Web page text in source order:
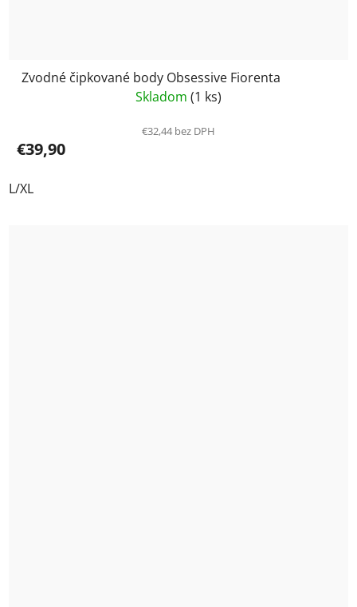
Zvodné čipkované body Obsessive Fiorenta
Skladom (1 ks)
€32,44 bez DPH
€39,90
L/XL